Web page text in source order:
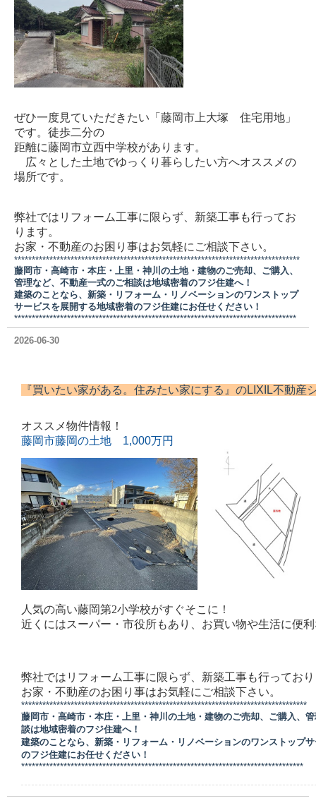
ぜひ一度見ていただきたい「藤岡市上大塚 住宅用地」
です。徒歩二分の
距離に藤岡市立西中学校があります。
広々とした土地でゆっくり暮らしたい方へオススメの
場所です。
弊社ではリフォーム工事に限らず、新築工事も行ってお
ります。
お家・不動産のお困り事はお気軽にご相談下さい。
*********************************************************************************
藤岡市・高崎市・本庄・上里・神川の土地・建物のご売却、ご購入、
管理など、不動産一式のご相談は地域密着のフジ住建へ！
建築のことなら、新築・リフォーム・リノベーションのワンストップ
サービスを展開する地域密着のフジ住建にお任せください！
********************************************************************************
2026-06-30
『買いたい家がある。住みたい家にする』のLIXIL不動産
オススメ物件情報！
藤岡市藤岡の土地 1,000万円
人気の高い藤岡第2小学校がすぐそこに！
近くにはスーパー・市役所もあり、お買い物や生活に便
弊社ではリフォーム工事に限らず、新築工事も行ってお
お家・不動産のお困り事はお気軽にご相談下さい。
*********************************************************************************
藤岡市・高崎市・本庄・上里・神川の土地・建物のご売却、ご購入、
談は地域密着のフジ住建へ！
建築のことなら、新築・リフォーム・リノベーションのワンストップ
のフジ住建にお任せください！
********************************************************************************